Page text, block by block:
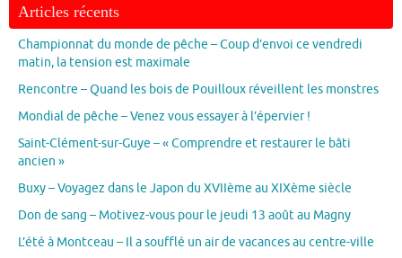
Articles récents
Championnat du monde de pêche – Coup d’envoi ce vendredi
matin, la tension est maximale
Rencontre – Quand les bois de Pouilloux réveillent les monstres
Mondial de pêche – Venez vous essayer à l’épervier !
Saint-Clément-sur-Guye – « Comprendre et restaurer le bâti
ancien »
Buxy – Voyagez dans le Japon du XVIIème au XIXème siècle
Don de sang – Motivez-vous pour le jeudi 13 août au Magny
L’été à Montceau – Il a soufflé un air de vacances au centre-ville